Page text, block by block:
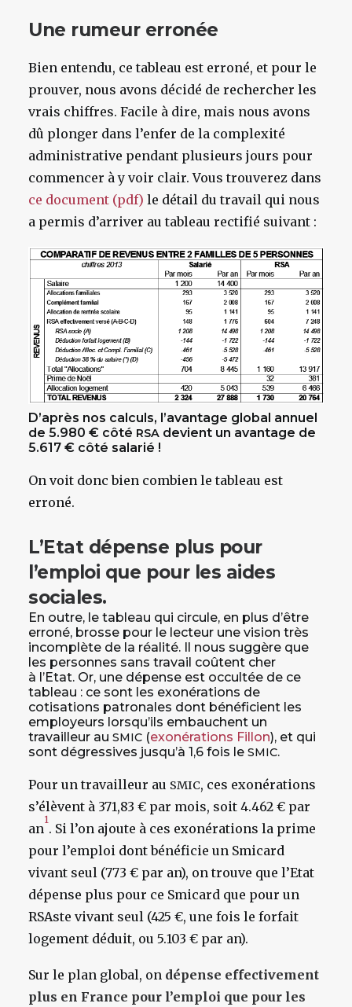
Une rumeur erronée
Bien entendu, ce tableau est erroné, et pour le
prouver, nous avons décidé de rechercher les
vrais chiffres. Facile à dire, mais nous avons
dû plonger dans l’enfer de la complexité
administrative pendant plusieurs jours pour
commencer à y voir clair. Vous trouverez dans
ce document (pdf) le détail du travail qui nous
a permis d’arriver au tableau rectifié suivant :
D’après nos calculs, l’avantage global annuel
de 5.980 € côté RSA devient un avantage de
5.617 € côté salarié !
On voit donc bien combien le tableau est
erroné.
L’Etat dépense plus pour
l’emploi que pour les aides
sociales.
En outre, le tableau qui circule, en plus d’être
erroné, brosse pour le lecteur une vision très
incomplète de la réalité. Il nous suggère que
les personnes sans travail coûtent cher
à l’Etat. Or, une dépense est occultée de ce
tableau : ce sont les exonérations de
cotisations patronales dont bénéficient les
employeurs lorsqu’ils embauchent un
travailleur au SMIC (exonérations Fillon), et qui
sont dégressives jusqu’à 1,6 fois le SMIC.
Pour un travailleur au SMIC, ces exonérations
s’élèvent à 371,83 € par mois, soit 4.462 € par
an
1
. Si l’on ajoute à ces exonérations la prime
pour l’emploi dont bénéficie un Smicard
vivant seul (773 € par an), on trouve que l’Etat
dépense plus pour ce Smicard que pour un
RSAste vivant seul (425 €, une fois le forfait
logement déduit, ou 5.103 € par an).
Sur le plan global, on dépense effectivement
plus en France pour l’emploi que pour les